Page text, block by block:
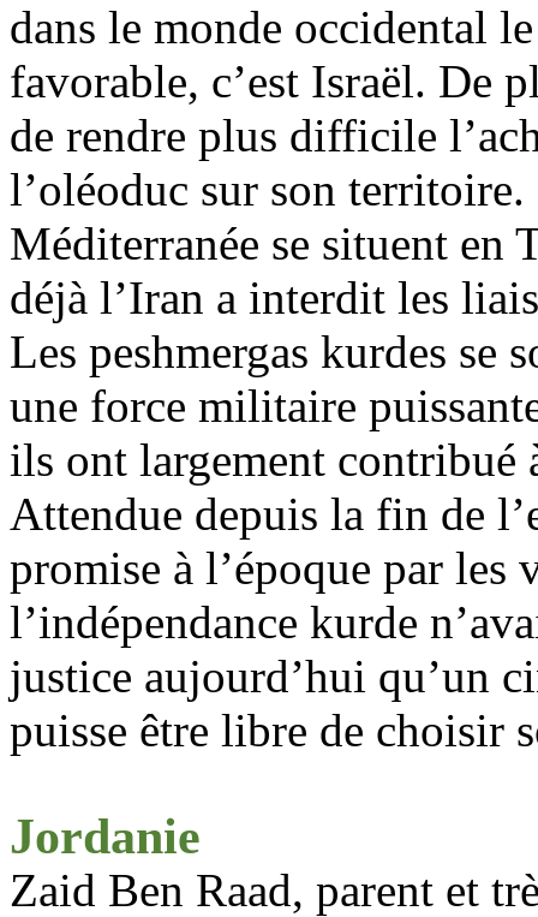
dans le monde occidental
favorable, c’est Israël. De
de rendre plus difficile
l’oléoduc sur son
Méditerranée se situent en
déjà l’Iran a interdit les
Les peshmergas kurdes se
une force militaire
ils ont largement contribué
Attendue depuis la fin de
promise à l’époque par les
l’indépendance kurde
justice aujourd’hui qu’un
puisse être libre de choisir
Jordanie
Zaid Ben Raad, parent et